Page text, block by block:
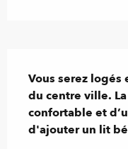
Vous serez
du centre ville.
confortable et
d'ajouter un lit